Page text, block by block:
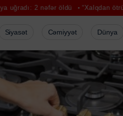
2 nəfər öldü “Xalqdan ötrü”:
Siyasət Cəmiyyət Dünya